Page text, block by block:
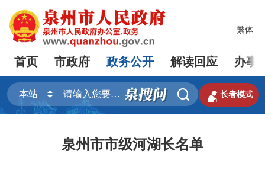
繁体
首页 市政府 政务公开 解读回应 办事
  长者模式
泉州市市级河湖长名单